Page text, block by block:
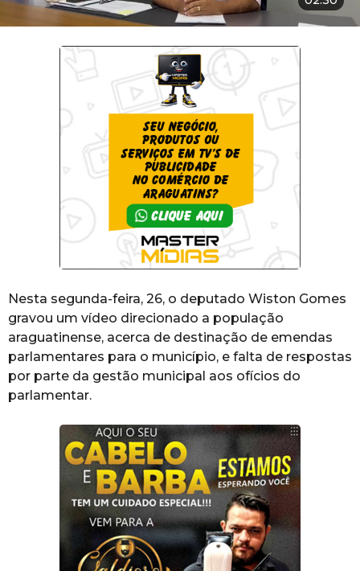
Nesta segunda-feira, 26, o deputado Wiston Gomes
gravou um vídeo direcionado a população
araguatinense, acerca de destinação de emendas
parlamentares para o município, e falta de respostas
por parte da gestão municipal aos ofícios do
parlamentar.